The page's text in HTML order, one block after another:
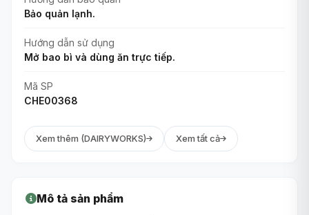
Bảo quản lạnh.
Hướng dẫn sử dụng
Mở bao bì và dùng ăn trực tiếp.
Mã SP
CHE00368
Xem thêm (DAIRYWORKS) Xem tất cả
Mô tả sản phẩm